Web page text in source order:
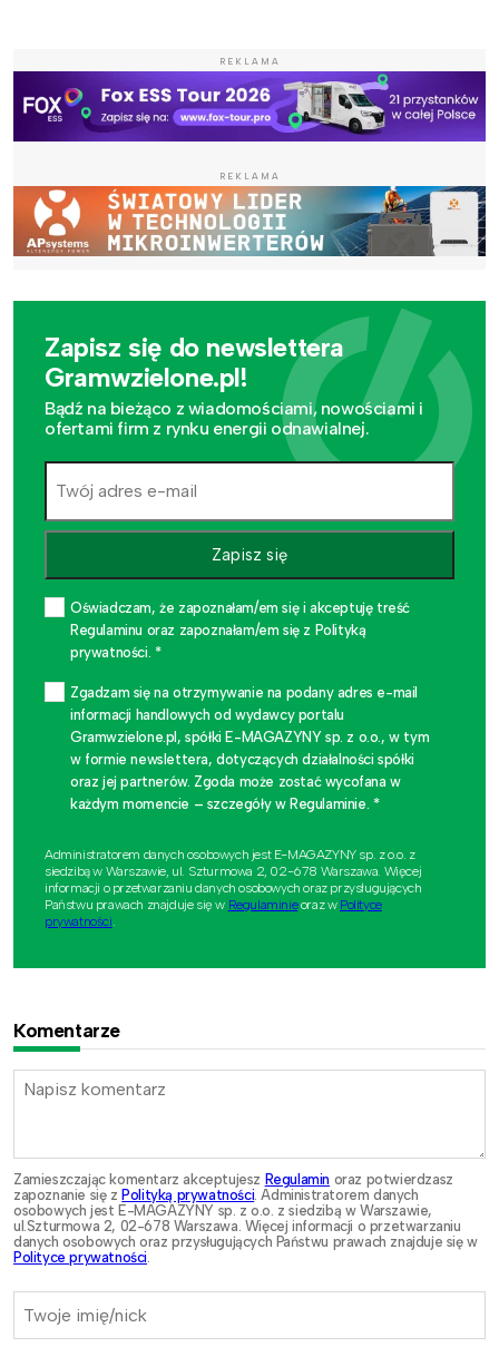
REKLAMA
REKLAMA
Zapisz się do newslettera
Gramwzielone.pl!
Bądź na bieżąco z wiadomościami, nowościami i
ofertami firm z rynku energii odnawialnej.
Zapisz się
Oświadczam, że zapoznałam/em się i akceptuję treść
Regulaminu oraz zapoznałam/em się z Polityką
prywatności. *
Zgadzam się na otrzymywanie na podany adres e-mail
informacji handlowych od wydawcy portalu
Gramwzielone.pl, spółki E-MAGAZYNY sp. z o.o., w tym
w formie newslettera, dotyczących działalności spółki
oraz jej partnerów. Zgoda może zostać wycofana w
każdym momencie – szczegóły w Regulaminie. *
Administratorem danych osobowych jest E-MAGAZYNY sp. z o.o. z
siedzibą w Warszawie, ul. Szturmowa 2, 02-678 Warszawa. Więcej
informacji o przetwarzaniu danych osobowych oraz przysługujących
Państwu prawach znajduje się w Regulaminieoraz w Polityce
prywatności
Komentarze
Zamieszczając komentarz akceptujesz Regulamin oraz potwierdzasz
zapoznanie się z Polityką prywatności. Administratorem danych
osobowych jest E-MAGAZYNY sp. z o.o. z siedzibą w Warszawie,
ul.Szturmowa 2, 02-678 Warszawa. Więcej informacji o przetwarzaniu
danych osobowych oraz przysługujących Państwu prawach znajduje się w
Polityce prywatności.